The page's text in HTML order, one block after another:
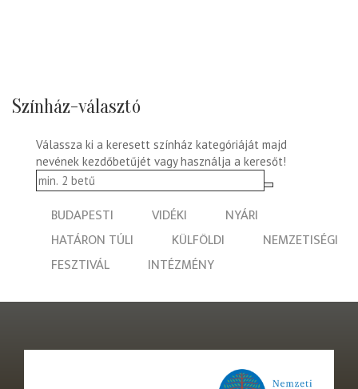
Színház-választó
Válassza ki a keresett színház kategóriáját majd
nevének kezdőbetűjét vagy használja a keresőt!
BUDAPESTI VIDÉKI
NYÁRI
HATÁRON TÚLI
KÜLFÖLDI
NEMZETISÉGI
FESZTIVÁL
INTÉZMÉNY